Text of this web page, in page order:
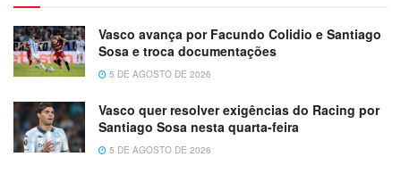
Vasco avança por Facundo Colidio e Santiago
Sosa e troca documentações
5 DE AGOSTO DE 2026
Vasco quer resolver exigências do Racing por
Santiago Sosa nesta quarta-feira
5 DE AGOSTO DE 2026